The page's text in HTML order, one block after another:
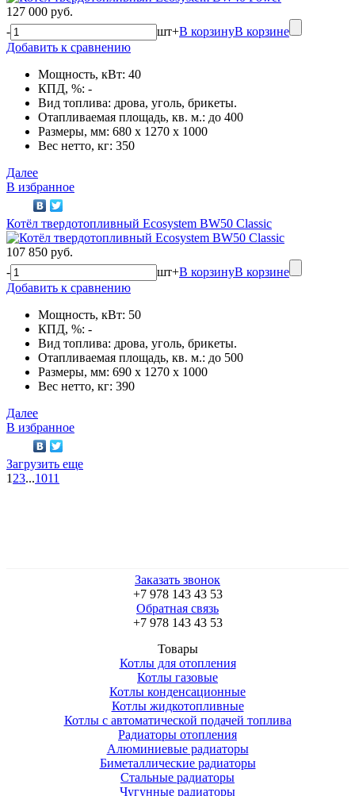
127 000 руб.
-
шт+В корзинуВ корзине
Добавить к сравнению
Мощность, кВт: 40
КПД, %: -
Вид топлива: дрова, уголь, брикеты.
Отапливаемая площадь, кв. м.: до 400
Размеры, мм: 680 x 1270 x 1000
Вес нетто, кг: 350
Далее
В избранное
Котёл твердотопливный Ecosystem BW50 Classic
107 850 руб.
-
шт+В корзинуВ корзине
Добавить к сравнению
Мощность, кВт: 50
КПД, %: -
Вид топлива: дрова, уголь, брикеты.
Отапливаемая площадь, кв. м.: до 500
Размеры, мм: 690 x 1270 x 1000
Вес нетто, кг: 390
Далее
В избранное
Загрузить еще
1 23...1011
Заказать звонок
+7 978 143 43 53
Обратная связь
+7 978 143 43 53
Товары
Котлы для отопления
Котлы газовые
Котлы конденсационные
Котлы жидкотопливные
Котлы с автоматической подачей топлива
Радиаторы отопления
Алюминиевые радиаторы
Биметаллические радиаторы
Стальные радиаторы
Чугунные радиаторы